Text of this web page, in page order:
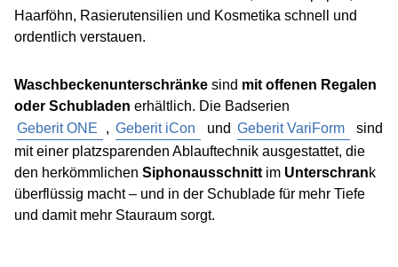
Haarföhn, Rasierutensilien und Kosmetika schnell und
ordentlich verstauen.
Waschbeckenunterschränke sind mit offenen Regalen
oder Schubladen erhältlich. Die Badserien
Geberit ONE
, Geberit iCon und Geberit VariForm
sind
mit einer platzsparenden Ablauftechnik ausgestattet, die
den herkömmlichen Siphonausschnitt im Unterschrank
überflüssig macht – und in der Schublade für mehr Tiefe
und damit mehr Stauraum sorgt.